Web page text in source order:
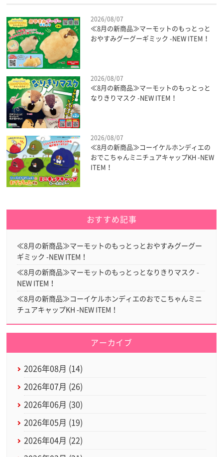
2026/08/07
≪8月の新商品≫マーモットのもっとっと
おやすみグーグーギミック -NEW ITEM！
2026/08/07
≪8月の新商品≫マーモットのもっとっと
なりきりマスク -NEW ITEM！
2026/08/07
≪8月の新商品≫コーイケルホンディエの
おでこちゃんミニチュアキャップKH -NEW
ITEM！
おすすめ記事
≪8月の新商品≫マーモットのもっとっとおやすみグーグー
ギミック -NEW ITEM！
≪8月の新商品≫マーモットのもっとっとなりきりマスク -
NEW ITEM！
≪8月の新商品≫コーイケルホンディエのおでこちゃんミニ
チュアキャップKH -NEW ITEM！
アーカイブ
2026年08月 (14)
2026年07月 (26)
2026年06月 (30)
2026年05月 (19)
2026年04月 (22)